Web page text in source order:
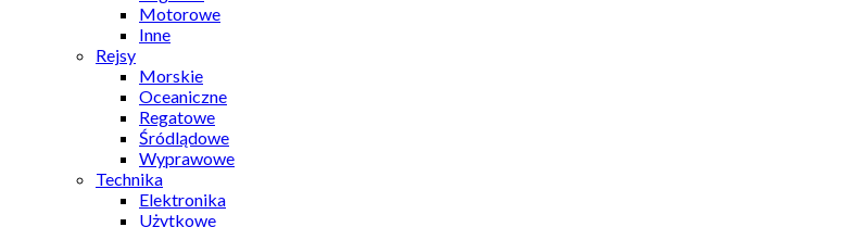
Motorowe
Inne
Rejsy
Morskie
Oceaniczne
Regatowe
Śródlądowe
Wyprawowe
Technika
Elektronika
Użytkowe